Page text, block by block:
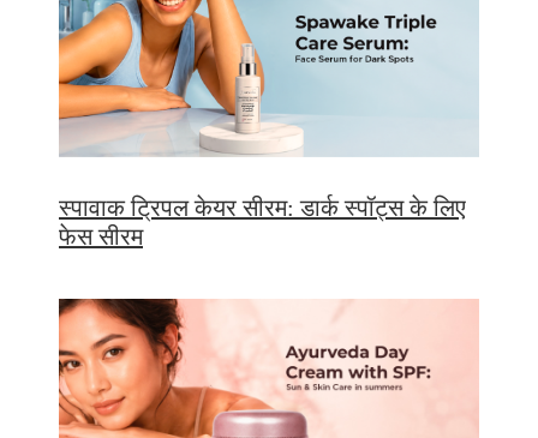
स्पावाक ट्रिपल केयर सीरम: डार्क स्पॉट्स के लिए
फेस सीरम